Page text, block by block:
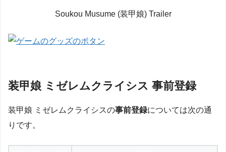
Soukou Musume (装甲娘) Trailer
装甲娘 ミゼレムクライシス 事前登録
装甲娘 ミゼレムクライシスの事前登録については次の通
りです。